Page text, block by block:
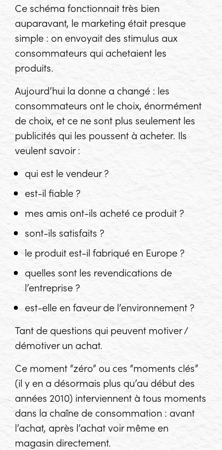
Ce schéma fonctionnait très bien
auparavant, le marketing était presque
simple : on envoyait des stimulus aux
consommateurs qui achetaient les
produits.
Aujourd’hui la donne a changé : les
consommateurs ont le choix, énormément
de choix, et ce ne sont plus seulement les
publicités qui les poussent à acheter. Ils
veulent savoir :
qui est le vendeur ?
est-il fiable ?
mes amis ont-ils acheté ce produit ?
sont-ils satisfaits ?
le produit est-il fabriqué en Europe ?
quelles sont les revendications de
l’entreprise ?
est-elle en faveur de l’environnement ?
Tant de questions qui peuvent motiver /
démotiver un achat.
Ce moment “zéro” ou ces “moments clés”
(il y en a désormais plus qu’au début des
années 2010) interviennent à tous moments
dans la chaîne de consommation : avant
l’achat, après l’achat voir même en
magasin directement.